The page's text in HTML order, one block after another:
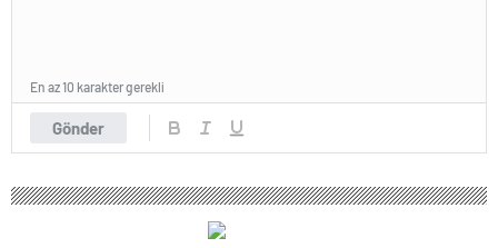
Gönder
En az 10 karakter gerekli